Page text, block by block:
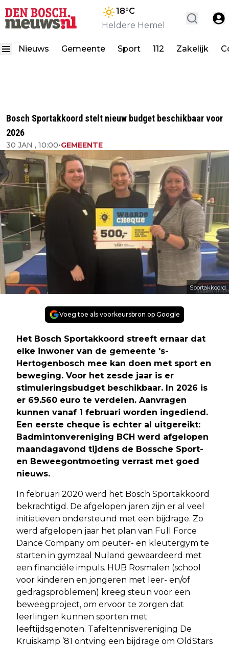
18°C
Heldere Hemel
Nieuws Gemeente Sport 112 Zakelijk
Bosch Sportakkoord stelt nieuw budget beschikbaar voor
2026
30 JAN , 10:00•GEMEENTE
Sportakkoord
Voeg toe als voorkeursbron op Google
Het Bosch Sportakkoord streeft ernaar dat
elke inwoner van de gemeente 's-
Hertogenbosch mee kan doen met sport en
beweging. Voor het zesde jaar is er
stimuleringsbudget beschikbaar. In 2026 is
er 69.560 euro te verdelen. Aanvragen
kunnen vanaf 1 februari worden ingediend.
Een eerste cheque is echter al uitgereikt:
Badmintonvereniging BCH werd afgelopen
maandagavond tijdens de Bossche Sport-
en Beweegontmoeting verrast met goed
nieuws.
In februari 2020 werd het Bosch Sportakkoord
bekrachtigd. De afgelopen jaren zijn er al veel
initiatieven ondersteund met een bijdrage. Zo
werd afgelopen jaar het plan van Full Force
Dance Company om peuter- en kleutergym te
starten in gymzaal Nuland gewaardeerd met
een financiële impuls. HUB Rosmalen (school
voor kinderen en jongeren met leer- en/of
gedragsproblemen) kreeg steun voor een
beweegproject, om ervoor te zorgen dat
leerlingen kunnen sporten met
leeftijdsgenoten. Tafeltennisvereniging De
Kruiskamp ’81 ontving een bijdrage om OldStars